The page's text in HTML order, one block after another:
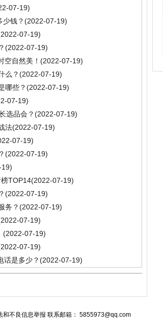
07-19)
少钱？(2022-07-19)
07-19)
(2022-07-19)
空自然美！ (2022-07-19)
么？(2022-07-19)
哪些？(2022-07-19)
07-19)
选品会？(2022-07-19)
法(2022-07-19)
07-19)
(2022-07-19)
TOP14(2022-07-19)
(2022-07-19)
务？(2022-07-19)
07-19)
(2022-07-19)
07-19)
话是多少？(2022-07-19)
和不良信息举报 联系邮箱： 5855973@qq.com